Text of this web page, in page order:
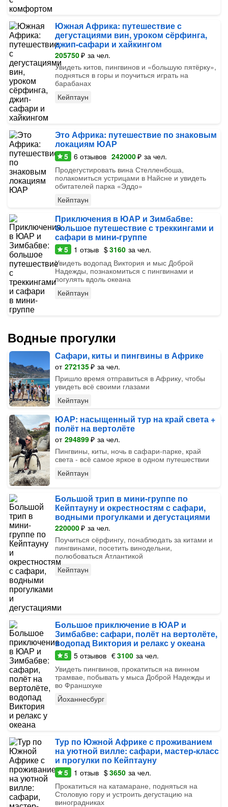
Южная Африка: путешествие с
дегустациями вин, уроком сёрфинга,
джип-сафари и хайкингом
205750₽ за чел.
Увидеть китов, пингвинов и «большую пятёрку»,
подняться в горы и поучиться играть на
барабанах
Кейптаун
Это Африка: путешествие по знаковым
локациям ЮАР
5 6 отзывов 242000₽ за чел.
Продегустировать вина Стелленбоша,
полакомиться устрицами в Найсне и увидеть
обитателей парка «Эддо»
Кейптаун
Приключения в ЮАР и Зимбабве:
большое путешествие с треккингами и
сафари в мини-группе
5 1 отзыв $3160 за чел.
Увидеть водопад Виктория и мыс Доброй
Надежды, познакомиться с пингвинами и
погулять вдоль океана
Кейптаун
Водные прогулки
Сафари, киты и пингвины в Африке
от 272135₽ за чел.
Пришло время отправиться в Африку, чтобы
увидеть всё своими глазами
Кейптаун
ЮАР: насыщенный тур на край света +
полёт на вертолёте
от 294899₽ за чел.
Пингвины, киты, ночь в сафари-парке, край
света - всё самое яркое в одном путешествии
Кейптаун
Большой трип в мини-группе по
Кейптауну и окрестностям с сафари,
водными прогулками и дегустациями
220000₽ за чел.
Поучиться сёрфингу, понаблюдать за китами и
пингвинами, посетить винодельни,
полюбоваться Атлантикой
Кейптаун
Большое приключение в ЮАР и
Зимбабве: сафари, полёт на вертолёте,
водопад Виктория и релакс у океана
5 5 отзывов €3100 за чел.
Увидеть пингвинов, прокатиться на винном
трамвае, побывать у мыса Доброй Надежды и
во Франшхуке
Йоханнесбург
Тур по Южной Африке с проживанием
на уютной вилле: сафари, мастер-класс
и прогулки по Кейптауну
5 1 отзыв $3650 за чел.
Прокатиться на катамаране, подняться на
Столовую гору и устроить дегустацию на
виноградниках